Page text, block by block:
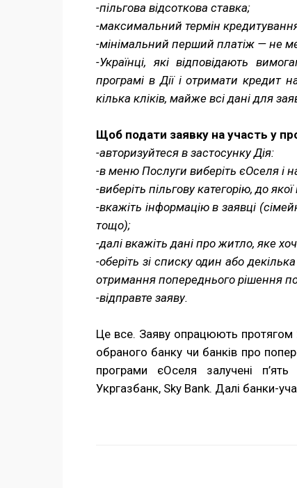
-пільгова відсоткова ставка;
-максимальний термін
-мінімальний перший платіж — не
-Українці, які відповідають
програмі в Дії і отримати
кілька кліків, майже всі дані для
Щоб подати заявку на участь у
-авторизуйтеся в застосунку Дія:
-в меню Послуги виберіть єОселя і
-виберіть пільгову категорію, до
-вкажіть інформацію в заявці
тощо);
-далі вкажіть дані про житло, яке
-оберіть зі списку один або
отримання попереднього рішення
-відправте заяву.
Це все. Заяву опрацюють протягом
обраного банку чи банків про
програми єОселя залучені
Укргазбанк, Sky Bank. Далі банки-